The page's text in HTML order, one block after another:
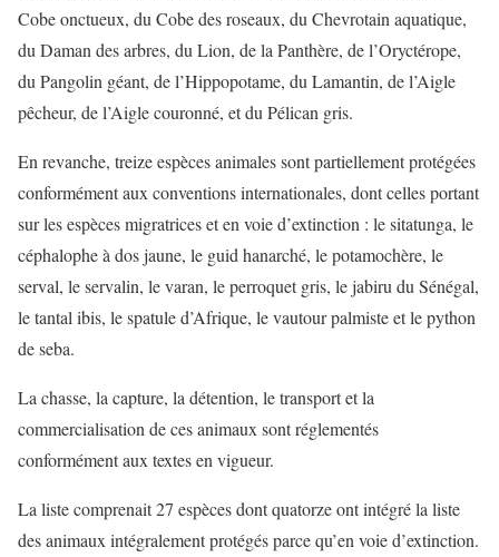
Cobe onctueux, du Cobe des roseaux, du Chevrotain aquatique,
du Daman des arbres, du Lion, de la Panthère, de l’Oryctérope,
du Pangolin géant, de l’Hippopotame, du Lamantin, de l’Aigle
pêcheur, de l’Aigle couronné, et du Pélican gris.
En revanche, treize espèces animales sont partiellement protégées
conformément aux conventions internationales, dont celles portant
sur les espèces migratrices et en voie d’extinction : le sitatunga, le
céphalophe à dos jaune, le guid hanarché, le potamochère, le
serval, le servalin, le varan, le perroquet gris, le jabiru du Sénégal,
le tantal ibis, le spatule d’Afrique, le vautour palmiste et le python
de seba.
La chasse, la capture, la détention, le transport et la
commercialisation de ces animaux sont réglementés
conformément aux textes en vigueur.
La liste comprenait 27 espèces dont quatorze ont intégré la liste
des animaux intégralement protégés parce qu’en voie d’extinction.